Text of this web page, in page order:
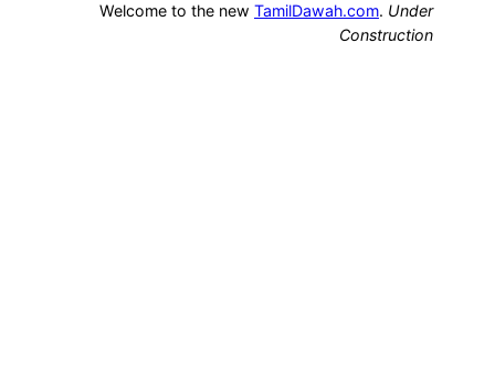
Welcome to the new TamilDawah.com. Under
Construction